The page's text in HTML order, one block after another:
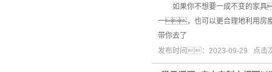
如果你不想要一成不变的家具
一，也可以更合理地利用房
带你去了
发布时间：2023-09-29 点